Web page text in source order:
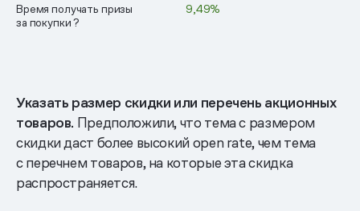
Время получать призы
за покупки ?
9,49%
Указать размер скидки или перечень акционных
товаров. Предположили, что тема с размером
скидки даст более высокий open rate, чем тема
с перечнем товаров, на которые эта скидка
распространяется.